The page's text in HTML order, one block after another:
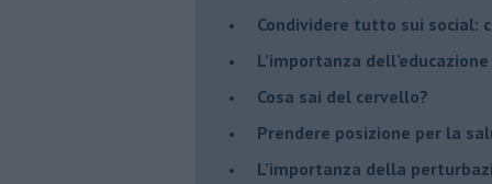
​Condividere tutto sui social:
​L’importanza
​Cosa sai del cervello?
Prendere posizione per la
L’importanza della